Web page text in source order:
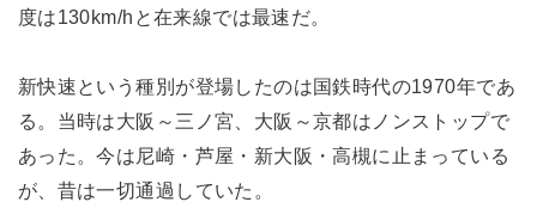
度は130km/hと在来線では最速だ。
新快速という種別が登場したのは国鉄時代の1970年であ
る。当時は大阪～三ノ宮、大阪～京都はノンストップで
あった。今は尼崎・芦屋・新大阪・高槻に止まっている
が、昔は一切通過していた。